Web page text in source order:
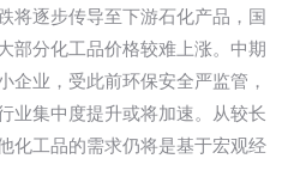
将逐步传导至下游石化产品，国
部分化工品价格较难上涨。中期
企业，受此前环保安全严监管，
业集中度提升或将加速。从较长
化工品的需求仍将是基于宏观经